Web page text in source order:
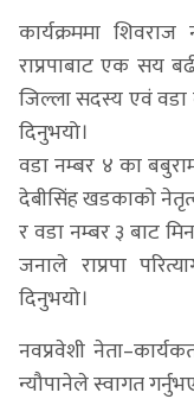
कार्यक्रममा
राप्रपाबाट एक सय
जिल्ला सदस्य एवं वडा
दिनुभयो।
वडा नम्बर ४ का
देबीसिंह खडकाको
र वडा नम्बर ३ बाट
जनाले राप्रपा
दिनुभयो।
नवप्रवेशी
न्यौपानेले स्वागत